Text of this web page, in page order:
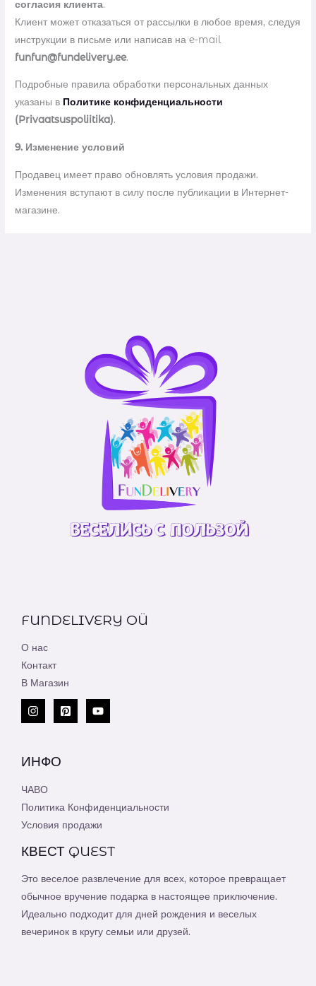
согласия клиента.
Клиент может отказаться от рассылки в любое время, следуя
инструкции в письме или написав на e-mail
funfun@fundelivery.ee.
Подробные правила обработки персональных данных
указаны в Политике конфиденциальности
(Privaatsuspoliitika).
9. Изменение условий
Продавец имеет право обновлять условия продажи.
Изменения вступают в силу после публикации в Интернет-
магазине.
FUNDELIVERY OÜ
О нас
Контакт
В Магазин
ИНФО
ЧАВО
Политика Конфиденциальности
Условия продажи
КВЕСТ QUEST
Это веселое развлечение для всех, которое превращает
обычное вручение подарка в настоящее приключение.
Идеально подходит для дней рождения и веселых
вечеринок в кругу семьи или друзей.